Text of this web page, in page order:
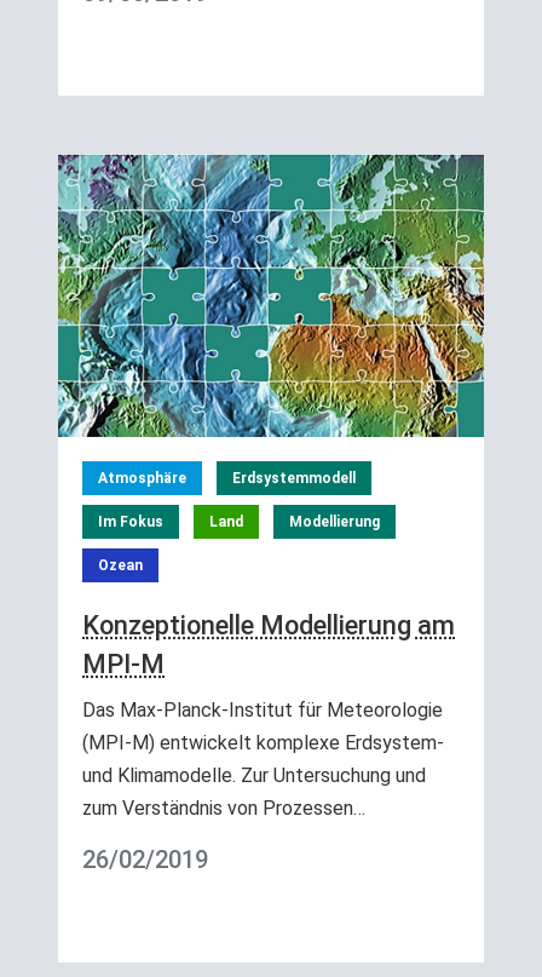
Atmosphäre Erdsystemmodell
Im Fokus Land Modellierung
Ozean
Konzeptionelle Modellierung am
MPI-M
Das Max-Planck-Institut für Meteorologie
(MPI-M) entwickelt komplexe Erdsystem-
und Klimamodelle. Zur Untersuchung und
zum Verständnis von Prozessen…
26/02/2019